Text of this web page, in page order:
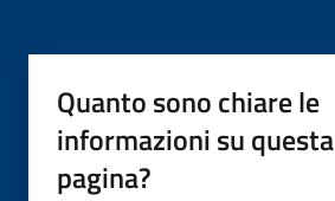
Quanto sono chiare le
informazioni su questa
pagina?